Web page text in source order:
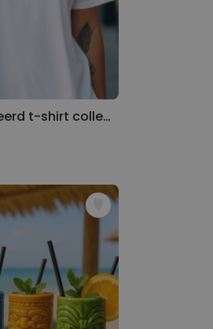
Gepersonaliseerd t-shirt college style